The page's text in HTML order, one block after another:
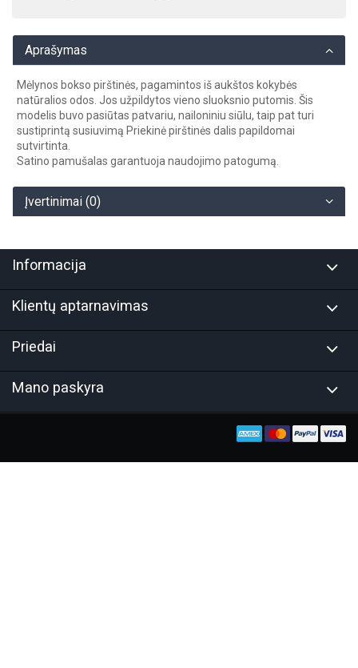
Aprašymas
Mėlynos bokso pirštinės, pagamintos iš aukštos kokybės
natūralios odos. Jos užpildytos vieno sluoksnio putomis. Šis
modelis buvo pasiūtas patvariu, nailoniniu siūlu, taip pat turi
sustiprintą susiuvimą Priekinė pirštinės dalis papildomai
sutvirtinta.
Satino pamušalas garantuoja naudojimo patogumą.
Įvertinimai (0)
Informacija
Klientų aptarnavimas
Priedai
Mano paskyra